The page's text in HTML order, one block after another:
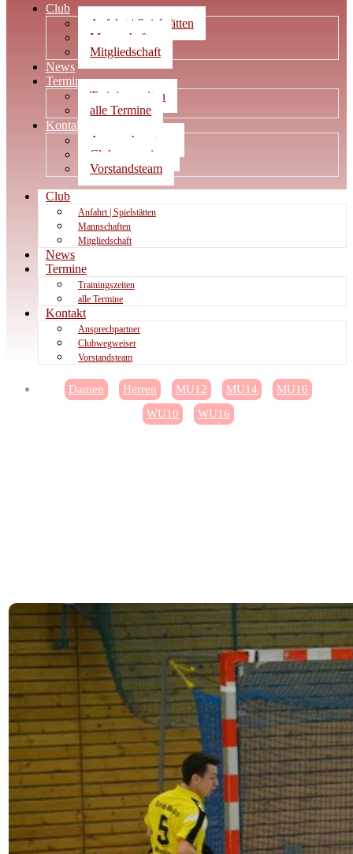
Club
Anfahrt | Spielstätten
Mannschaften
Mitgliedschaft
News
Termine
Trainingszeiten
alle Termine
Kontakt
Ansprechpartner
Clubwegweiser
Vorstandsteam
Club
Anfahrt | Spielstätten
Mannschaften
Mitgliedschaft
News
Termine
Trainingszeiten
alle Termine
Kontakt
Ansprechpartner
Clubwegweiser
Vorstandsteam
Damen Herren MU12 MU14
MU16
WU10
WU16